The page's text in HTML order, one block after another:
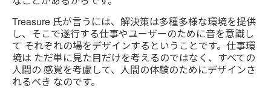
Treasure 氏が言うには、解決策は多種多様な環境を提供
し、そこで遂行する仕事やユーザーのために音を意識し
て それぞれの場をデザインするということです。仕事環
境は ただ単に見た目だけを考えるのではなく、すべての
人間の 感覚を考慮して、人間の体験のためにデザインさ
れるべき なのです。